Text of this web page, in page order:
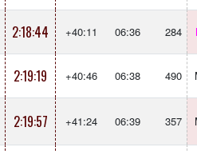
2:18:44 +40:11 06:36 284
2:19:19 +40:46 06:38 490
2:19:57 +41:24 06:39 357